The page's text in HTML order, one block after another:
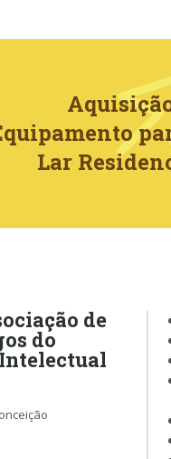
Lar
de
do